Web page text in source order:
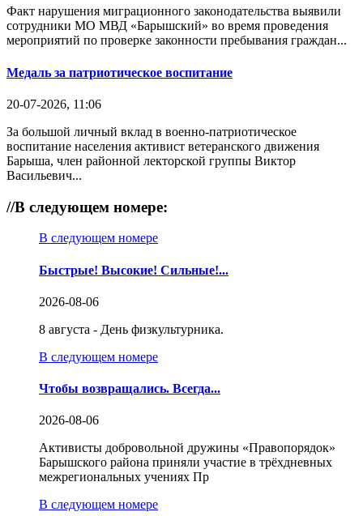
Факт нарушения миграционного законодательства выявили
сотрудники МО МВД «Барышский» во время проведения
мероприятий по проверке законности пребывания граждан...
Медаль за патриотическое воспитание
20-07-2026, 11:06
За большой личный вклад в военно-патриотическое
воспитание населения активист ветеранского движения
Барыша, член районной лекторской группы Виктор
Васильевич...
//В следующем номере:
В следующем номере
Быстрые! Высокие! Сильные!...
2026-08-06
8 августа - День физкультурника.
В следующем номере
Чтобы возвращались. Всегда...
2026-08-06
Активисты добровольной дружины «Правопорядок»
Барышского района приняли участие в трёхдневных
межрегиональных учениях Пр
В следующем номере